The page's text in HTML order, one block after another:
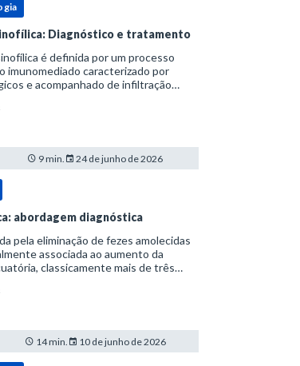
Diagnóstico e tratamento
é definida por um processo
imunomediado caracterizado por
e acompanhado de infiltração
da doença do refluxo gastr
9 min. 24 de junho de 2026
abordagem diagnóstica
pela eliminação de fezes amolecidas
associada ao aumento da
classicamente mais de três
das fezes costuma s
14 min. 10 de junho de 2026